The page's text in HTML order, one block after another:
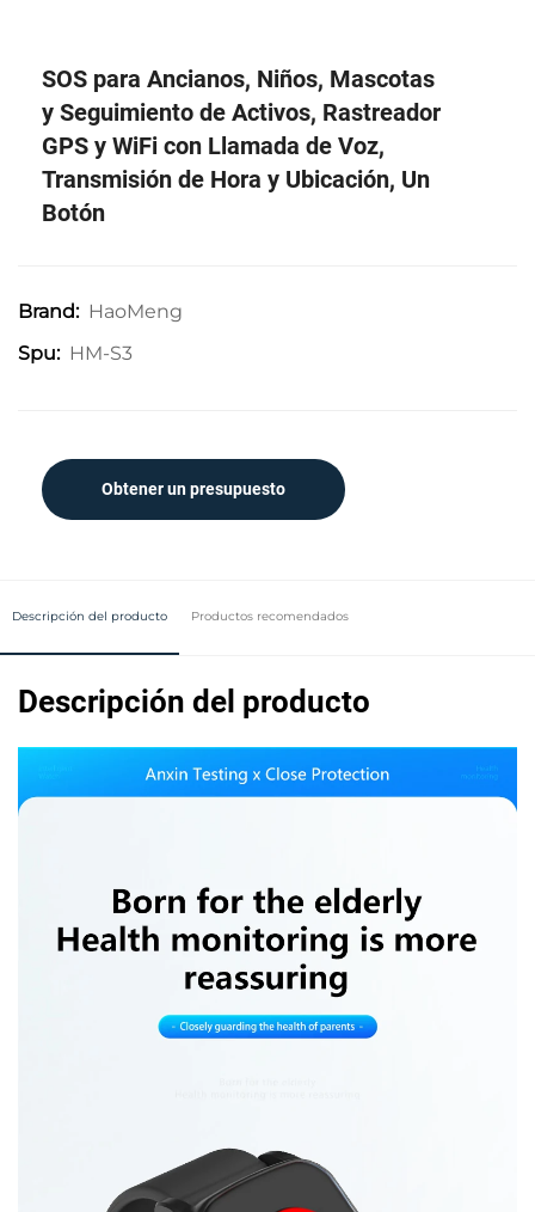
SOS para Ancianos, Niños, Mascotas
y Seguimiento de Activos, Rastreador
GPS y WiFi con Llamada de Voz,
Transmisión de Hora y Ubicación, Un
Botón
Brand: HaoMeng
Spu: HM-S3
Obtener un presupuesto
Descripción del producto Productos recomendados
Descripción del producto